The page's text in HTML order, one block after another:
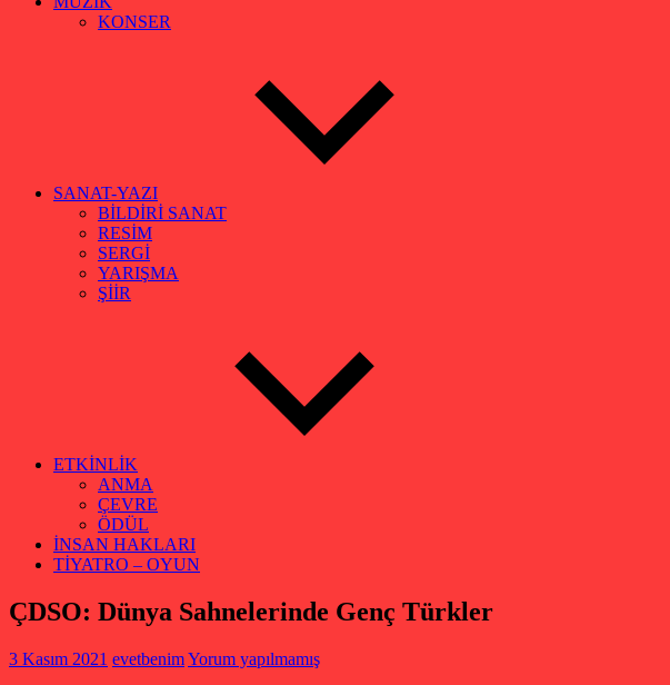
KONSER
SANAT-YAZI
BİLDİRİ SANAT
RESİM
SERGİ
YARIŞMA
ŞİİR
ETKİNLİK
ANMA
ÇEVRE
ÖDÜL
İNSAN HAKLARI
TİYATRO – OYUN
ÇDSO: Dünya Sahnelerinde Genç Türkler
3 Kasım 2021 evetbenimYorum yapılmamış